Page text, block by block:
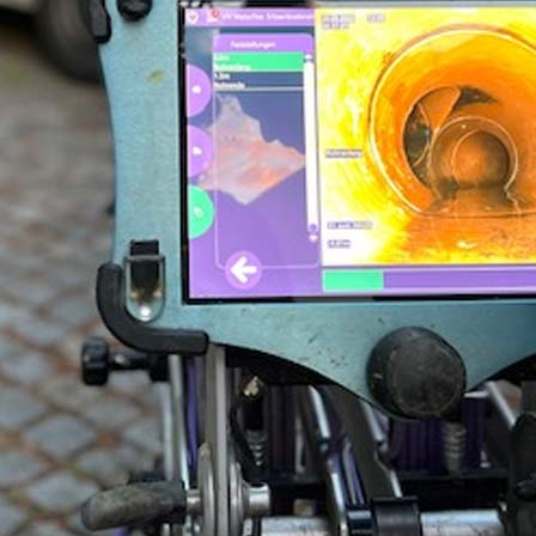
DIN 1986-
sind ein zertifiziertes Fachunternehmen für die Kanal-TV-
gem. DIN 1986-30.
Zum Angebotsservice